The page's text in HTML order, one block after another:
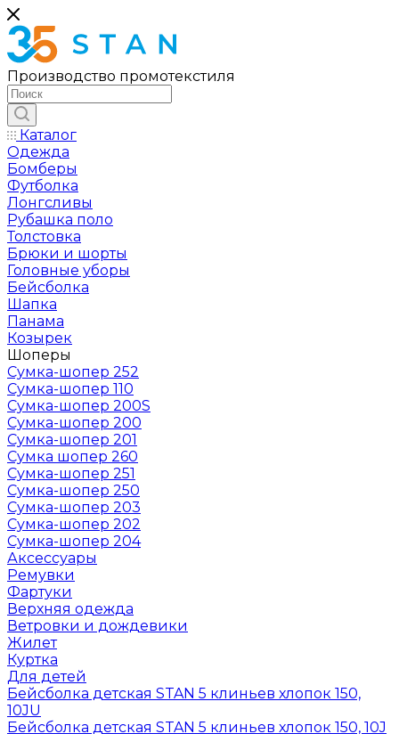
Производство промотекстиля
Каталог
Одежда
Бомберы
Футболка
Лонгсливы
Рубашка поло
Толстовка
Брюки и шорты
Головные уборы
Бейсболка
Шапка
Панама
Козырек
Шоперы
Сумка-шопер 252
Сумка-шопер 110
Сумка-шопер 200S
Сумка-шопер 200
Сумка-шопер 201
Сумка шопер 260
Сумка-шопер 251
Сумка-шопер 250
Сумка-шопер 203
Сумка-шопер 202
Сумка-шопер 204
Аксессуары
Ремувки
Фартуки
Верхняя одежда
Ветровки и дождевики
Жилет
Куртка
Для детей
Бейсболка детская STAN 5 клиньев хлопок 150,
10JU
Бейсболка детская STAN 5 клиньев хлопок 150, 10J